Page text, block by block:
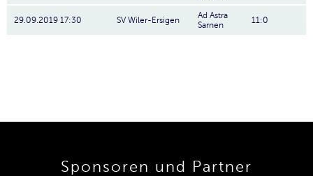
29.09.2019 17:30 SV Wiler-Ersigen
Ad Astra
Sarnen
11:0
Sponsoren und Partner